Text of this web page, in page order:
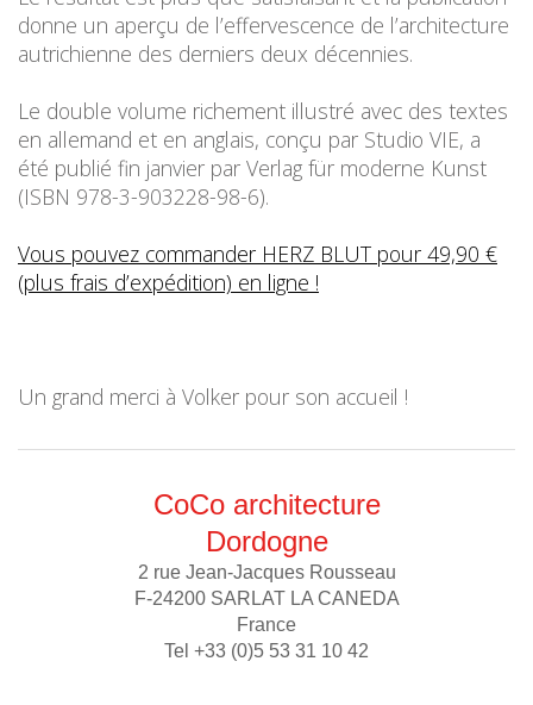
donne un aperçu de l’effervescence de l’architecture
autrichienne des derniers deux décennies.
Le double volume richement illustré avec des textes
en allemand et en anglais, conçu par Studio VIE, a
été publié fin janvier par Verlag für moderne Kunst
(ISBN 978-3-903228-98-6).
Vous pouvez commander HERZ BLUT pour 49,90 €
(plus frais d’expédition) en ligne !
Un grand merci à Volker pour son accueil !
CoCo architecture
Dordogne
2 rue Jean-Jacques Rousseau
F-24200 SARLAT LA CANEDA
France
Tel +33 (0)5 53 31 10 42